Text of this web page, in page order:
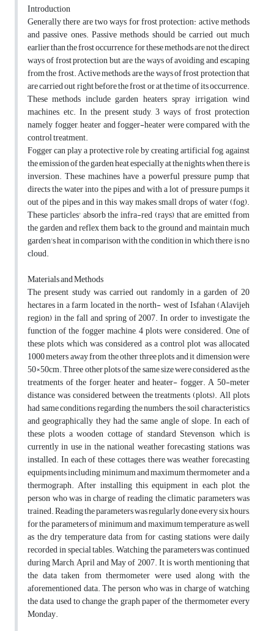
Introduction
Generally there are two ways for frost protection: active methods
and passive ones. Passive methods should be carried out much
earlier than the frost occurrence, for these methods are not the direct
ways of frost protection but are the ways of avoiding and escaping
from the frost. Active methods are the ways of frost protection that
are carried out right before the frost or at the time of its occurrence.
These methods include garden heaters, spray irrigation, wind
machines, etc. In the present study, 3 ways of frost protection
namely fogger, heater and fogger-heater were compared with the
control treatment.
Fogger can play a protective role by creating artificial fog, against
the emission of the garden heat especially at the nights when there is
inversion. These machines have a powerful pressure pump that
directs the water into the pipes and with a lot of pressure pumps it
out of the pipes and in this way makes small drops of water (fog).
These particles' absorb the infra-red (rays) that are emitted from
the garden and reflex them back to the ground and maintain much
garden's heat in comparison with the condition in which there is no
cloud.
Materials and Methods
The present study was carried out randomly in a garden of 20
hectares in a farm located in the north- west of Isfahan (Alavijeh
region) in the fall and spring of 2007. In order to investigate the
function of the fogger machine, 4 plots were considered. One of
these plots which was considered as a control plot was allocated
1000 meters away from the other three plots and it dimension were
50×50cm. Three other plots of the same size were considered as the
treatments of the forger, heater and heater- fogger. A 50-meter
distance was considered between the treatments (plots). All plots
had same conditions regarding the numbers, the soil characteristics
and geographically they had the same angle of slope. In each of
these plots a wooden cottage of standard Stevenson, which is
currently in use in the national weather forecasting stations, was
installed. In each of these cottages, there was weather forecasting
equipments including minimum and maximum thermometer and a
thermograph. After installing this equipment in each plot, the
person who was in charge of reading the climatic parameters was
trained. Reading the parameters was regularly done every six hours,
for the parameters of minimum and maximum temperature as well
as the dry temperature data from for casting stations were daily
recorded in special tables. Watching the parameters was continued
during March, April and May of 2007. It is worth mentioning that
the data taken from thermometer were used along with the
aforementioned data. The person who was in charge of watching
the data used to change the graph paper of the thermometer every
Monday.